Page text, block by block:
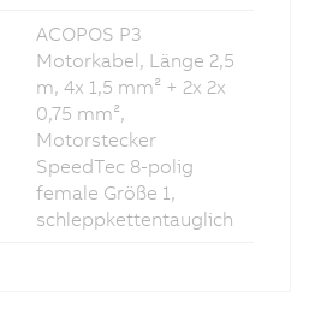
ACOPOS P3
Motorkabel, Länge 2,5
m, 4x 1,5 mm² + 2x 2x
0,75 mm²,
Motorstecker
SpeedTec 8-polig
female Größe 1,
schleppkettentauglich